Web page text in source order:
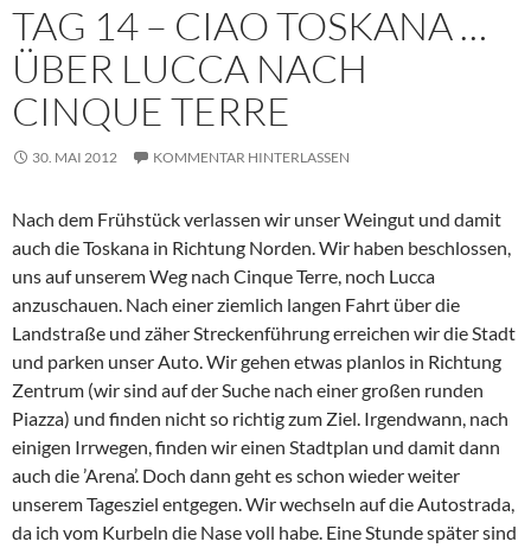
TAG 14 – CIAO TOSKANA …
ÜBER LUCCA NACH
CINQUE TERRE
30. MAI 2012 KOMMENTAR HINTERLASSEN
Nach dem Frühstück verlassen wir unser Weingut und damit
auch die Toskana in Richtung Norden. Wir haben beschlossen,
uns auf unserem Weg nach Cinque Terre, noch Lucca
anzuschauen. Nach einer ziemlich langen Fahrt über die
Landstraße und zäher Streckenführung erreichen wir die Stadt
und parken unser Auto. Wir gehen etwas planlos in Richtung
Zentrum (wir sind auf der Suche nach einer großen runden
Piazza) und finden nicht so richtig zum Ziel. Irgendwann, nach
einigen Irrwegen, finden wir einen Stadtplan und damit dann
auch die ’Arena’. Doch dann geht es schon wieder weiter
unserem Tagesziel entgegen. Wir wechseln auf die Autostrada,
da ich vom Kurbeln die Nase voll habe. Eine Stunde später sind